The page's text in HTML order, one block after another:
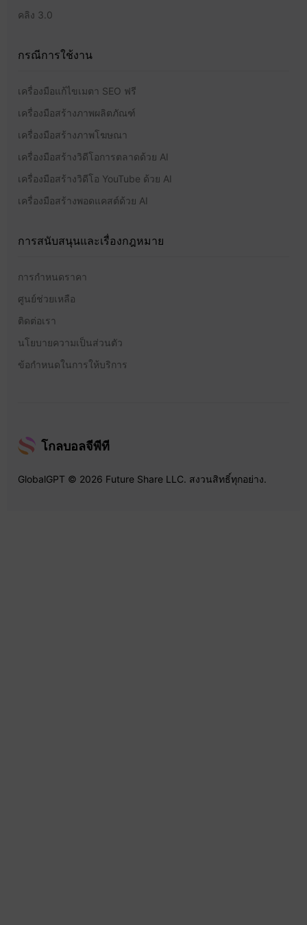
คลิง 3.0
กรณีการใช้งาน
เครื่องมือแก้ไขเมตา SEO ฟรี
เครื่องมือสร้างภาพผลิตภัณฑ์
เครื่องมือสร้างภาพโฆษณา
เครื่องมือสร้างวิดีโอการตลาดด้วย AI
เครื่องมือสร้างวิดีโอ YouTube ด้วย AI
เครื่องมือสร้างพอดแคสต์ด้วย AI
การสนับสนุนและเรื่องกฎหมาย
การกำหนดราคา
ศูนย์ช่วยเหลือ
ติดต่อเรา
นโยบายความเป็นส่วนตัว
ข้อกำหนดในการให้บริการ
โกลบอลจีพีที
GlobalGPT © 2026 Future Share LLC. สงวนสิทธิ์ทุกอย่าง.